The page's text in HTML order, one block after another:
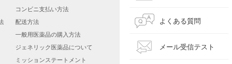
コンビニ支払い方法
配送方法
一般用医薬品の購入方法
ジェネリック医薬品について
ミッションステートメント
よくある質問
メール受信テスト